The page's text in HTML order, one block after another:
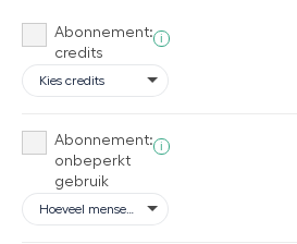
Abonnement:
credits
i
Abonnement:
onbeperkt
gebruik
i